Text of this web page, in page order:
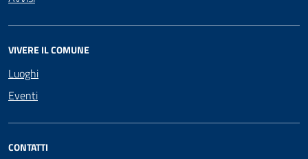
VIVERE IL COMUNE
Luoghi
Eventi
CONTATTI